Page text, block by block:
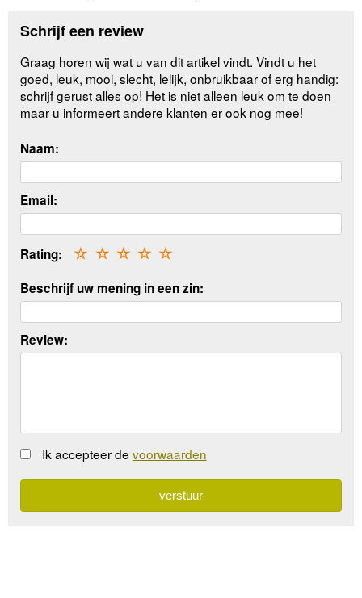
Schrijf een review
Graag horen wij wat u van dit artikel vindt. Vindt u het
goed, leuk, mooi, slecht, lelijk, onbruikbaar of erg handig:
schrijf gerust alles op! Het is niet alleen leuk om te doen
maar u informeert andere klanten er ook nog mee!
Naam:
Email:
Rating: ☆
☆
☆
☆
☆
Beschrijf uw mening in een zin:
Review:
Ik accepteer de voorwaarden